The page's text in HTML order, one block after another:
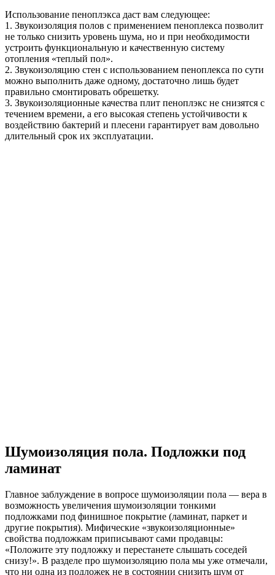
Использование пеноплэкса даст вам следующее:
1. Звукоизоляция полов с применением пеноплекса позволит
не только снизить уровень шума, но и при необходимости
устроить функциональную и качественную систему
отопления «теплый пол».
2. Звукоизоляцию стен с использованием пеноплекса по сути
можно выполнить даже одному, достаточно лишь будет
правильно смонтировать обрешетку.
3. Звукоизоляционные качества плит пеноплэкс не снизятся с
течением времени, а его высокая степень устойчивости к
воздействию бактерий и плесени гарантирует вам довольно
длительный срок их эксплуатации.
Шумоизоляция пола. Подложки под
ламинат
Главное заблуждение в вопросе шумоизоляции пола — вера в
возможность увеличения шумоизоляции тонкими
подложками под финишное покрытие (ламинат, паркет и
другие покрытия). Мифические «звукоизоляционные»
свойства подложкам приписывают сами продавцы:
«Положите эту подложку и перестанете слышать соседей
снизу!». В разделе про шумоизоляцию пола мы уже отмечали,
что ни одна из подложек не в состоянии снизить шум от